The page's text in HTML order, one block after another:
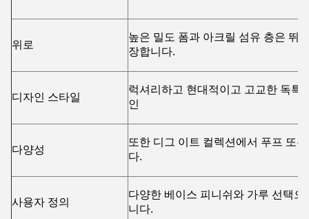
위로
높은 밀도 폼과 아크릴 섬유 층은 뛰
장합니다.
디자인 스타일
럭셔리하고 현대적이고 고교한 독특
인
다양성
또한 디그 이트 컬렉션에서 푸프 또
다.
사용자 정의
다양한 베이스 피니쉬와 가루 선택
니다.